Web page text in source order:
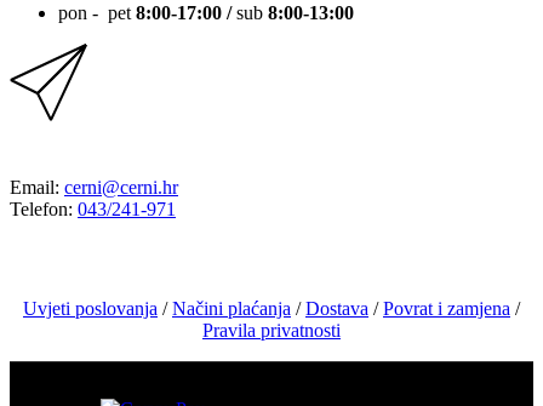
pon - pet 8:00-17:00 /sub 8:00-13:00
Email: cerni@cerni.hr
Telefon: 043/241-971
Uvjeti poslovanja /Načini plaćanja /Dostava /Povrat i zamjena /
Pravila privatnosti